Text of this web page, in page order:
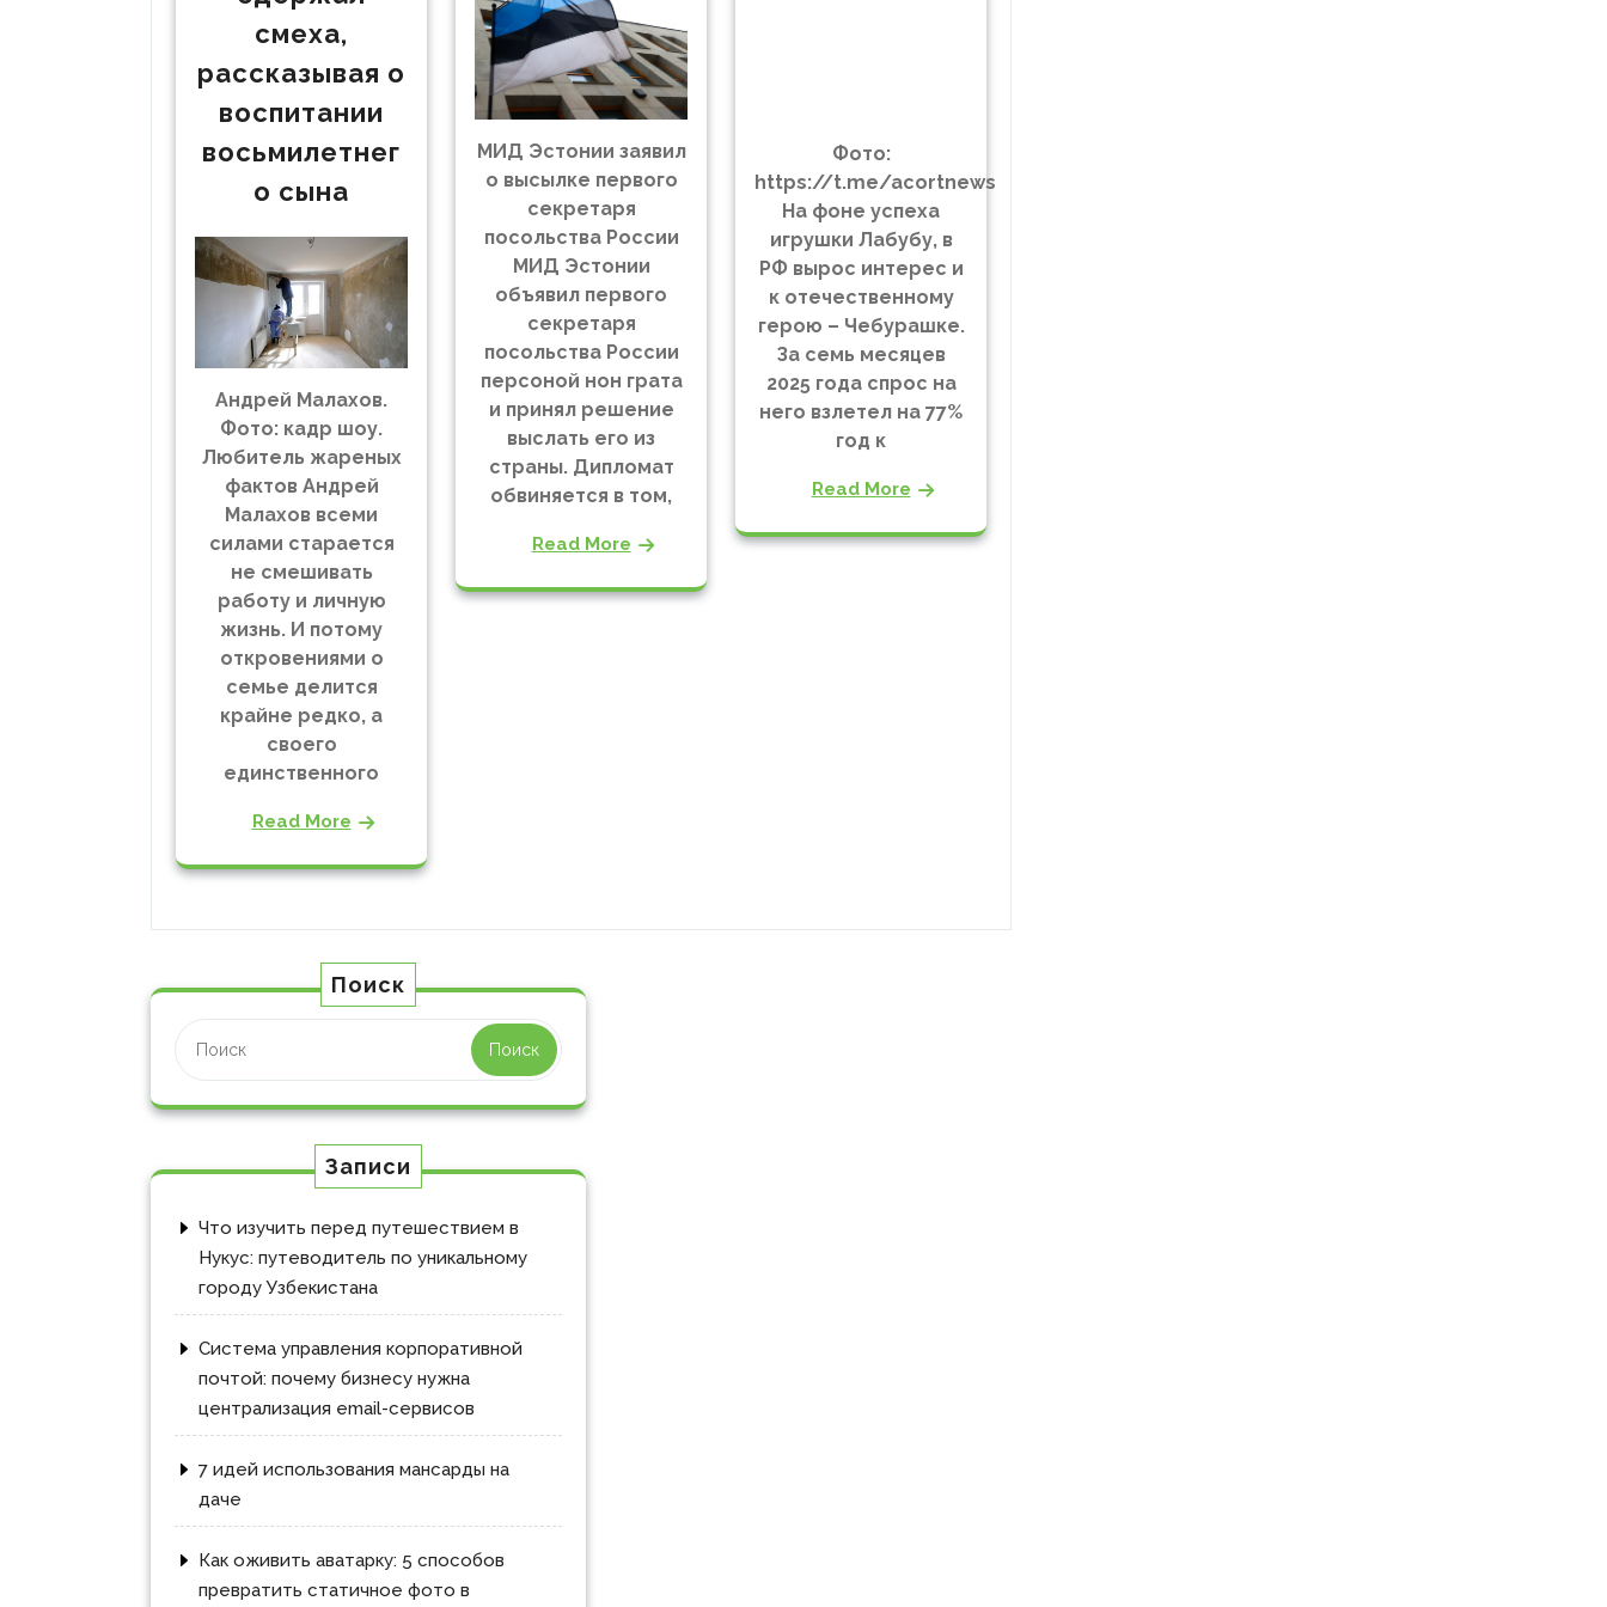
смеха,
рассказывая о
воспитании
восьмилетнег
о сына
Андрей Малахов.
Фото: кадр шоу.
Любитель жареных
фактов Андрей
Малахов всеми
силами старается
не смешивать
работу и личную
жизнь. И потому
откровениями о
семье делится
крайне редко, а
своего
единственного
Read More
МИД Эстонии заявил
о высылке первого
секретаря
посольства России
МИД Эстонии
объявил первого
секретаря
посольства России
персоной нон грата
и принял решение
выслать его из
страны. Дипломат
обвиняется в том,
Read More
Фото:
https://t.me/acortnews
На фоне успеха
игрушки Лабубу, в
РФ вырос интерес и
к отечественному
герою – Чебурашке.
За семь месяцев
2025 года спрос на
него взлетел на 77%
год к
Read More
Поиск
Поиск
Записи
Что изучить перед путешествием в
Нукус: путеводитель по уникальному
городу Узбекистана
Система управления корпоративной
почтой: почему бизнесу нужна
централизация email-сервисов
7 идей использования мансарды на
даче
Как оживить аватарку: 5 способов
превратить статичное фото в